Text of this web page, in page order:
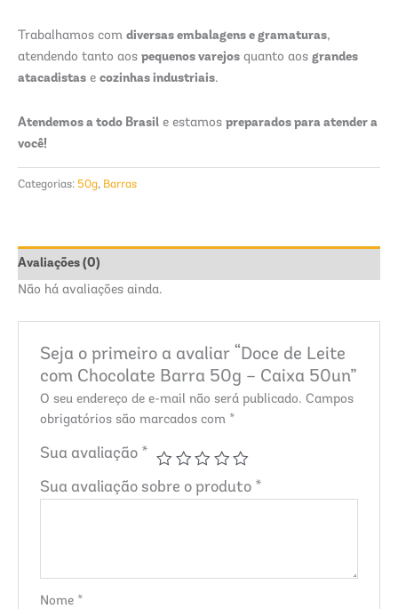
Trabalhamos com diversas embalagens e gramaturas,
atendendo tanto aos pequenos varejos quanto aos grandes
atacadistas e cozinhas industriais.
Atendemos a todo Brasil e estamos preparados para atender a
você!
Categorias: 50g, Barras
Avaliações (0)
Não há avaliações ainda.
Seja o primeiro a avaliar “Doce de Leite
com Chocolate Barra 50g – Caixa 50un”
O seu endereço de e-mail não será publicado. Campos
obrigatórios são marcados com *
Sua avaliação *
Sua avaliação sobre o produto *
Nome *